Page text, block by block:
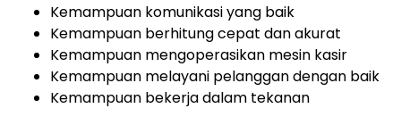
Kemampuan komunikasi yang baik
Kemampuan berhitung cepat dan akurat
Kemampuan mengoperasikan mesin kasir
Kemampuan melayani pelanggan dengan baik
Kemampuan bekerja dalam tekanan